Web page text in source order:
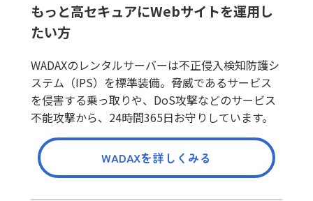
もっと高セキュアにWebサイトを運用し
たい方
WADAXのレンタルサーバーは不正侵入検知防護シ
ステム（IPS）を標準装備。脅威であるサービス
を侵害する乗っ取りや、DoS攻撃などのサービス
不能攻撃から、24時間365日お守りしています。
WADAXを詳しくみる